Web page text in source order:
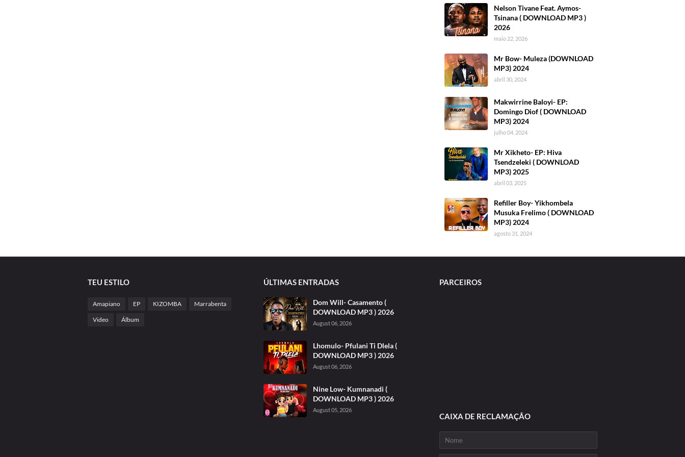
Nelson Tivane Feat. Aymos-
Tsinana ( DOWNLOAD MP3 )
2026
maio 22, 2026
Mr Bow- Muleza (DOWNLOAD
MP3) 2024
abril 30, 2024
Makwirrine Baloyi- EP:
Domingo Diof ( DOWNLOAD
MP3) 2024
julho 04, 2024
Mr Xikheto- EP: Hiva
Tsendzeleki ( DOWNLOAD
MP3) 2025
abril 03, 2025
Refiller Boy- Yikhombela
Musuka Frelimo ( DOWNLOAD
MP3) 2024
agosto 31, 2024
TEU ESTILO
Amapiano EP KIZOMBA Marrabenta
Video Álbum
ÚLTIMAS ENTRADAS
Dom Will- Casamento (
DOWNLOAD MP3 ) 2026
August 06, 2026
Lhomulo- Pfulani Ti Dlela (
DOWNLOAD MP3 ) 2026
August 06, 2026
Nine Low- Kumnanadi (
DOWNLOAD MP3 ) 2026
August 05, 2026
PARCEIROS
CAIXA DE RECLAMAÇÃO